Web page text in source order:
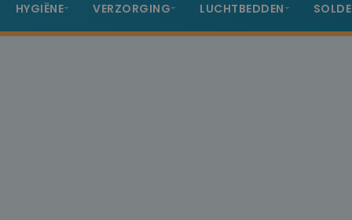
HYGIËNE VERZORGING LUCHTBEDDEN